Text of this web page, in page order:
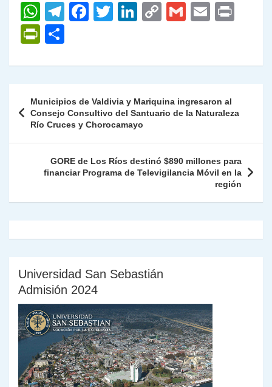
W
h
at
s
p
p
T
gr
m
F
e
o
o
k
T
er
Li
e
n
C
y
n
G
l
E
l
P
nt
Fr
ie
n
dl
y
m
p
ar
tir
de
entradas
Municipios de Valdivia y Mariquina ingresaron al
Consejo Consultivo del Santuario de la Naturaleza
Río Cruces y Chorocamayo
GORE de Los Ríos destinó $890 millones para
financiar Programa de Televigilancia Móvil en la
región
Universidad San Sebastián
Admisión 2024